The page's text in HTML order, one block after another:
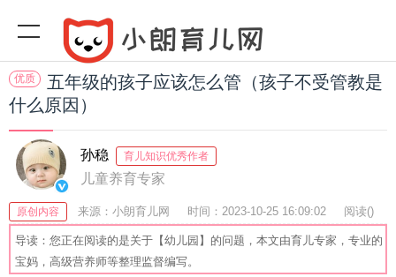
优质
五年级的孩子应该怎么管（孩子不受管教是
什么原因）
孙稳 育儿知识优秀作者
儿童养育专家
原创内容 来源：小朗育儿网 时间：2023-10-25 16:09:02 阅读()
收藏：57 分享：43 爆
导读：您正在阅读的是关于【幼儿园】的问题，本文由育儿专家，专业的
宝妈，高级营养师等整理监督编写。